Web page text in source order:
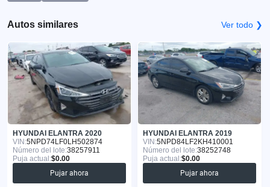
Autos similares Ver todo ❯
HYUNDAI ELANTRA 2020
VIN:5NPD74LF0LH502874
Número del lote:38257911
Puja actual:$0.00
Pujar ahora
HYUNDAI ELANTRA 2019
VIN:5NPD84LF2KH410001
Número del lote:38252748
Puja actual:$0.00
Pujar ahora